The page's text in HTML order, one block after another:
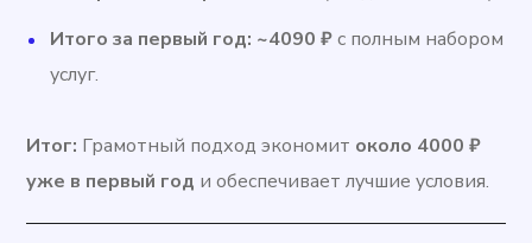
Итого за первый год: ~4090 ₽с полным набором
услуг.
Итог: Грамотный подход экономит около 4000 ₽
уже в первый год и обеспечивает лучшие условия.